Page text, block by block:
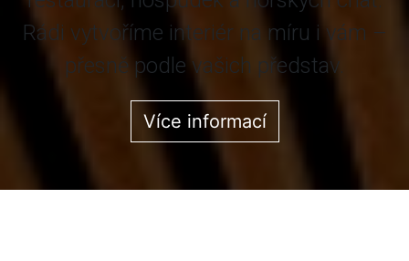
Rádi vytvoříme interiér na míru i vám –
přesně podle vašich představ.
Více informací